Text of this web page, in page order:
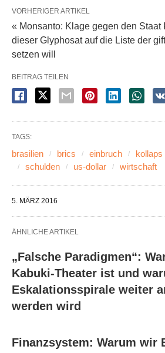
VORHERIGER ARTIKEL
« Monsanto: Klage gegen den Staat
dieser Glyphosat auf die Liste der
setzen will
BEITRAG TEILEN
TAGS:
brasilien brics einbruch kollaps
schulden
us-dollar wirtschaft
5. MÄRZ 2016
ÄHNLICHE ARTIKEL
„Falsche Paradigmen“:
Kabuki-Theater ist und
Eskalationsspirale weiter
werden wird
Finanzsystem: Warum wir